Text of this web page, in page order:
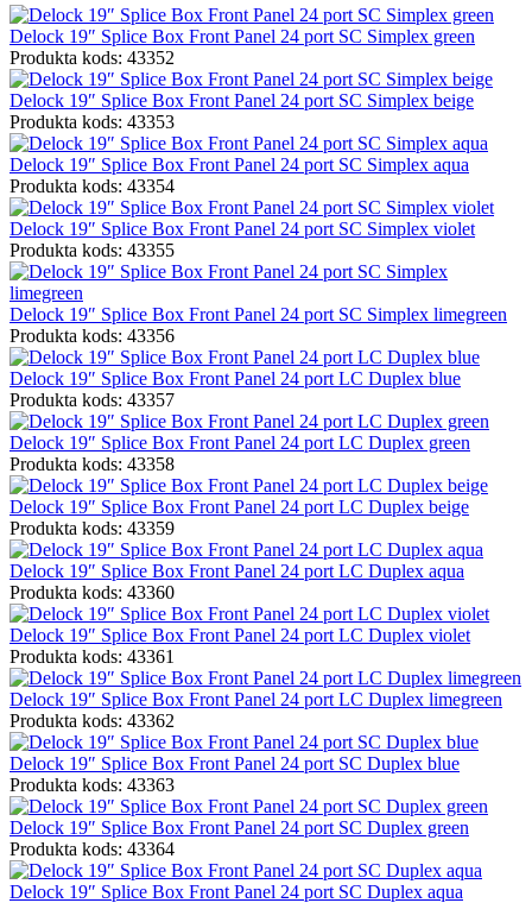
Delock 19″ Splice Box Front Panel 24 port SC Simplex green
Produkta kods: 43352
Delock 19″ Splice Box Front Panel 24 port SC Simplex beige
Produkta kods: 43353
Delock 19″ Splice Box Front Panel 24 port SC Simplex aqua
Produkta kods: 43354
Delock 19″ Splice Box Front Panel 24 port SC Simplex violet
Produkta kods: 43355
Delock 19″ Splice Box Front Panel 24 port SC Simplex limegreen
Produkta kods: 43356
Delock 19″ Splice Box Front Panel 24 port LC Duplex blue
Produkta kods: 43357
Delock 19″ Splice Box Front Panel 24 port LC Duplex green
Produkta kods: 43358
Delock 19″ Splice Box Front Panel 24 port LC Duplex beige
Produkta kods: 43359
Delock 19″ Splice Box Front Panel 24 port LC Duplex aqua
Produkta kods: 43360
Delock 19″ Splice Box Front Panel 24 port LC Duplex violet
Produkta kods: 43361
Delock 19″ Splice Box Front Panel 24 port LC Duplex limegreen
Produkta kods: 43362
Delock 19″ Splice Box Front Panel 24 port SC Duplex blue
Produkta kods: 43363
Delock 19″ Splice Box Front Panel 24 port SC Duplex green
Produkta kods: 43364
Delock 19″ Splice Box Front Panel 24 port SC Duplex aqua